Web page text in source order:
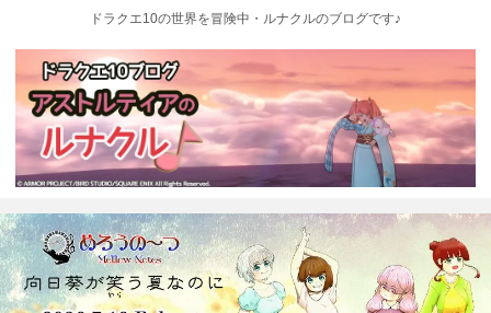
ドラクエ10の世界を冒険中・ルナクルのブログです♪